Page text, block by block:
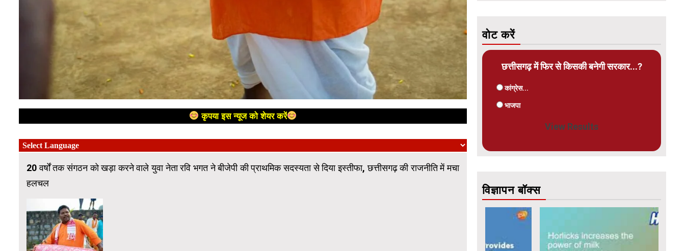
कृपया इस न्यूज को शेयर करें
20 वर्षों तक संगठन को खड़ा करने वाले युवा नेता रवि भगत ने बीजेपी की प्राथमिक सदस्यता से दिया इस्तीफा, छत्तीसगढ़ की राजनीति में मचा
हलचल
वोट करें
छत्तीसगढ़ में फिर से किसकी बनेगी सरकार...?
कांग्रेस...
भाजपा
View Results
विज्ञापन बॉक्स